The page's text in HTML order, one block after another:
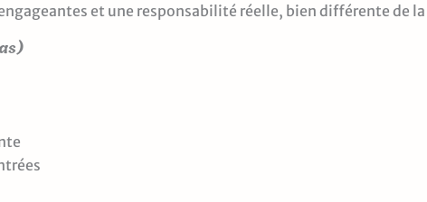
et une responsabilité réelle, bien différente de